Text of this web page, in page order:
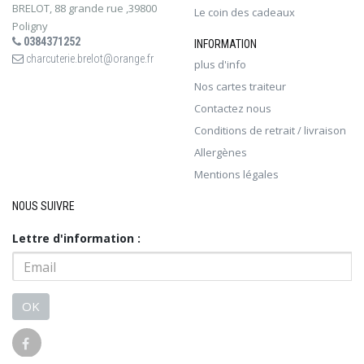
BRELOT, 88 grande rue ,39800
Poligny
0384371252
charcuterie.brelot@orange.fr
Le coin des cadeaux
INFORMATION
plus d'info
Nos cartes traiteur
Contactez nous
Conditions de retrait / livraison
Allergènes
Mentions légales
NOUS SUIVRE
Lettre d'information :
OK